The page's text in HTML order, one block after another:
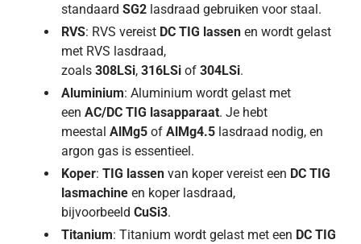
standaard SG2 lasdraad gebruiken voor staal.
RVS: RVS vereist DC TIG lassen en wordt gelast
met RVS lasdraad,
zoals 308LSi, 316LSi of 304LSi.
Aluminium: Aluminium wordt gelast met
een AC/DC TIG lasapparaat. Je hebt
meestal AlMg5 of AlMg4.5 lasdraad nodig, en
argon gas is essentieel.
Koper: TIG lassen van koper vereist een DC TIG
lasmachine en koper lasdraad,
bijvoorbeeld CuSi3.
Titanium: Titanium wordt gelast met een DC TIG